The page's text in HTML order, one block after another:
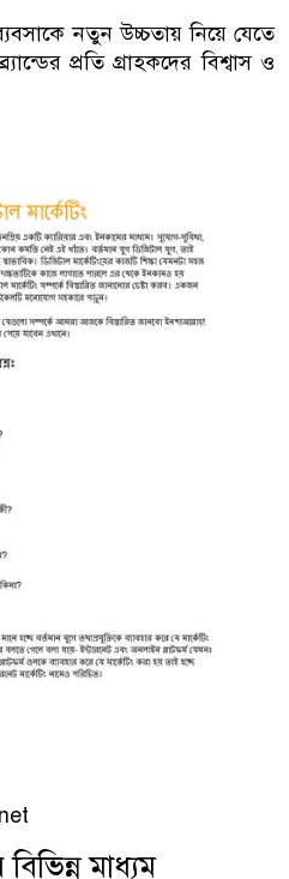
নতুন উচ্চতায় নিয়ে যেতে
প্রতি গ্রাহকদের বিশ্বাস ও
মাধ্যম